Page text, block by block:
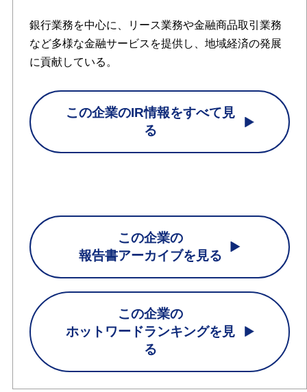
銀行業務を中心に、リース業務や金融商品取引業務
など多様な金融サービスを提供し、地域経済の発展
に貢献している。
この企業のIR情報をすべて見
る
この企業の
報告書アーカイブを見る
この企業の
ホットワードランキングを見
る